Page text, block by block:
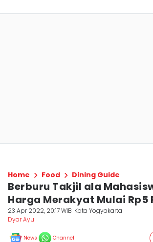
Home Food Dining Guide
Berburu Takjil ala
Harga Merakyat Mulai Rp5
23 Apr 2022, 20:17 WIB Kota Yogyakarta
Dyar Ayu
News Channel